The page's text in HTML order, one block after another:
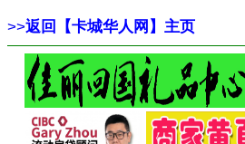
>>返回【卡城华人网】主页